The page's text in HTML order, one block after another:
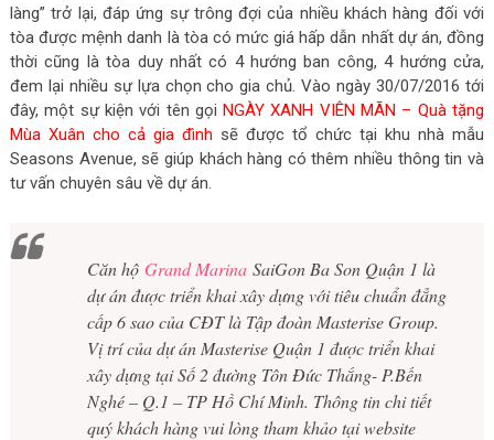
làng” trở lại, đáp ứng sự trông đợi của nhiều khách hàng đối với
tòa được mệnh danh là tòa có mức giá hấp dẫn nhất dự án, đồng
thời cũng là tòa duy nhất có 4 hướng ban công, 4 hướng cửa,
đem lại nhiều sự lựa chọn cho gia chủ. Vào ngày 30/07/2016 tới
đây, một sự kiện với tên gọiNGÀY XANH VIÊN MÃN – Quà tặng
Mùa Xuân cho cả gia đình sẽ được tổ chức tại khu nhà mẫu
Seasons Avenue, sẽ giúp khách hàng có thêm nhiều thông tin và
tư vấn chuyên sâu về dự án.
Căn hộ Grand MarinaSaiGon Ba Son Quận 1 là
dự án được triển khai xây dựng với tiêu chuẩn đẳng
cấp 6 sao của CĐT là Tập đoàn Masterise Group.
Vị trí của dự án Masterise Quận 1 được triển khai
xây dựng tại Số 2 đường Tôn Đức Thắng- P.Bến
Nghé – Q.1 – TP Hồ Chí Minh. Thông tin chi tiết
quý khách hàng vui lòng tham khảo tại website